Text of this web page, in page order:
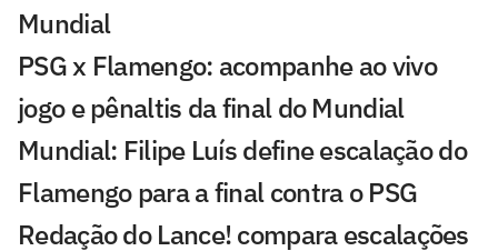
Mundial
PSG x Flamengo: acompanhe ao vivo
jogo e pênaltis da final do Mundial
Mundial: Filipe Luís define escalação do
Flamengo para a final contra o PSG
Redação do Lance! compara escalações